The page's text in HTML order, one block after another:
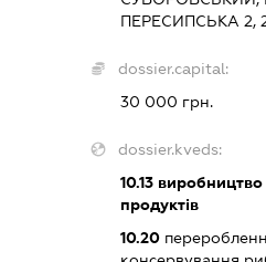
ПЕРЕСИПСЬКА 2,
dossier.capital:
30 000 грн.
dossier.kveds:
10.13
продуктів
10.20